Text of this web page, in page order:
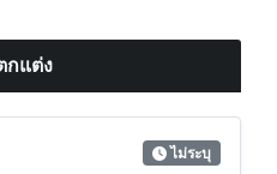
ไม่ระบุ